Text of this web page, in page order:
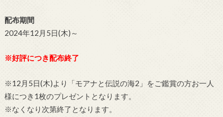
配布期間
2024年12月5日(木)～
※好評につき配布終了
※12月5日(木)より「モアナと伝説の海2」をご鑑賞の方お一人
様につき1枚のプレゼントとなります。
※なくなり次第終了となります。